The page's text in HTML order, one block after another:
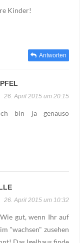
Kinder!
Antworten
26. April 2015 um 20:15
bin ja genauso
26. April 2015 um 10:32
gut, wenn Ihr auf
"wachsen" zusehen